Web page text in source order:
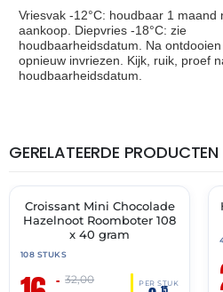
Vriesvak -12°C: houdbaar 1 maand
aankoop. Diepvries -18°C: zie
houdbaarheidsdatum. Na
opnieuw invriezen. Kijk, ruik, proef
houdbaarheidsdatum.
GERELATEERDE PRODUCTEN
🔥 OP=OP
THT:
31-
Croissant Mini Chocolade
Hazelnoot Roomboter 108
x 40 gram
108 STUKS
– PER STUK
32,00